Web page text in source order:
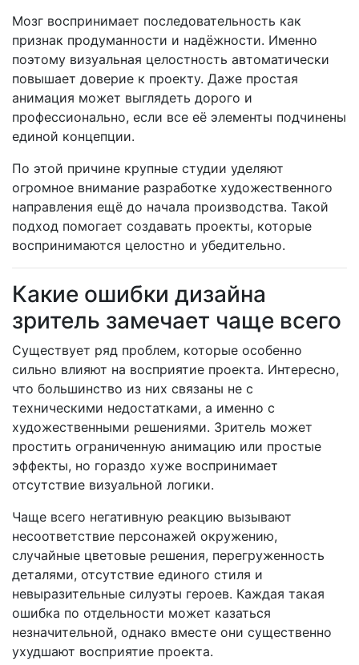
Мозг воспринимает последовательность как
признак продуманности и надёжности. Именно
поэтому визуальная целостность автоматически
повышает доверие к проекту. Даже простая
анимация может выглядеть дорого и
профессионально, если все её элементы подчинены
единой концепции.
По этой причине крупные студии уделяют
огромное внимание разработке художественного
направления ещё до начала производства. Такой
подход помогает создавать проекты, которые
воспринимаются целостно и убедительно.
Какие ошибки дизайна
зритель замечает чаще всего
Существует ряд проблем, которые особенно
сильно влияют на восприятие проекта. Интересно,
что большинство из них связаны не с
техническими недостатками, а именно с
художественными решениями. Зритель может
простить ограниченную анимацию или простые
эффекты, но гораздо хуже воспринимает
отсутствие визуальной логики.
Чаще всего негативную реакцию вызывают
несоответствие персонажей окружению,
случайные цветовые решения, перегруженность
деталями, отсутствие единого стиля и
невыразительные силуэты героев. Каждая такая
ошибка по отдельности может казаться
незначительной, однако вместе они существенно
ухудшают восприятие проекта.